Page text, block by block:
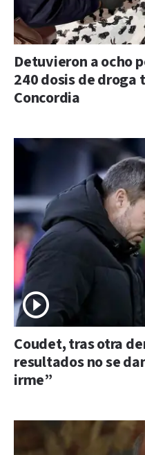
Detuvieron a ocho
240 dosis de droga
Concordia
Coudet, tras otra
resultados no se
irme”